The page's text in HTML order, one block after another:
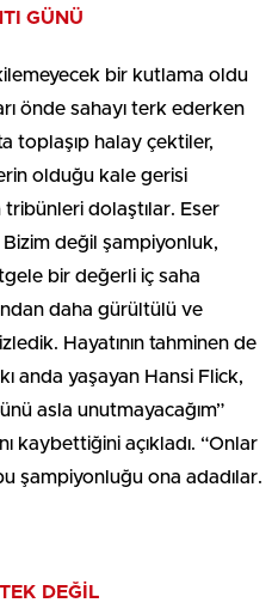
GÜNÜ
bir kutlama oldu
önde sahayı terk ederken
toplaşıp halay çektiler,
olduğu kale gerisi
dolaştılar. Eser
değil şampiyonluk,
bir değerli iç saha
daha gürültülü ve
Hayatının tahminen de
anda yaşayan Hansi Flick,
asla unutmayacağım”
kaybettiğini açıkladı. “Onlar
şampiyonluğu ona adadılar.
DEĞİL